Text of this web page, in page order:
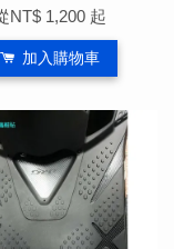
NT$ 1,200 起
加入購物車